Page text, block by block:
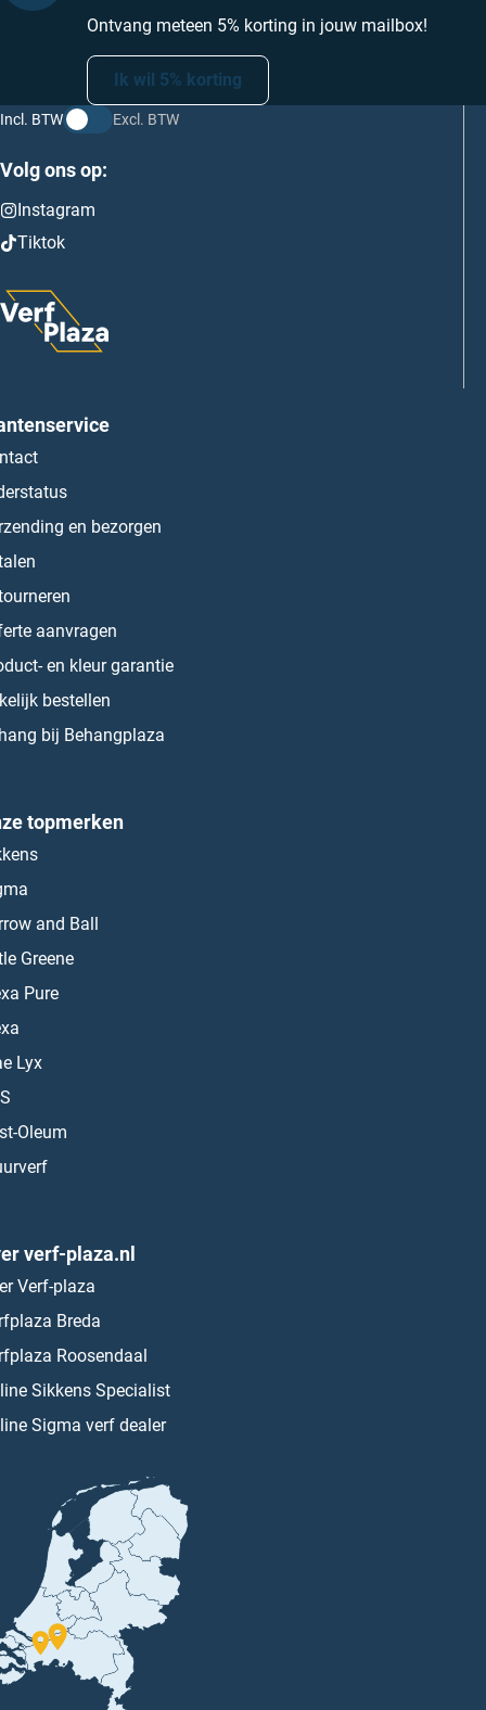
Ontvang meteen 5% korting in jouw mailbox!
Ik wil 5% korting
Incl. BTW Excl. BTW
Volg ons op:
Instagram
Tiktok
en bezorgen
aanvragen
en kleur garantie
bestellen
bij Behangplaza
topmerken
and Ball
Greene
Pure
Lyx
Oleum
verf-plaza.nl
Verf-plaza
Breda
Roosendaal
Sikkens Specialist
Sigma verf dealer